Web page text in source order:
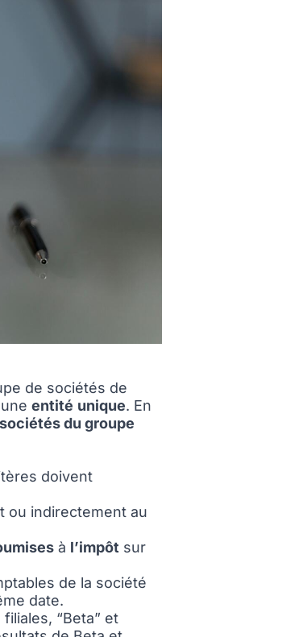
de sociétés de
entité unique. En
du groupe
doivent
ou indirectement au
à l’impôt sur
de la société
date.
“Beta” et